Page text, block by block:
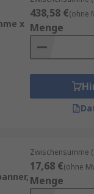
x
438,58 €(ohne
Menge
Zwischensumme
17,68 €(ohne
Menge